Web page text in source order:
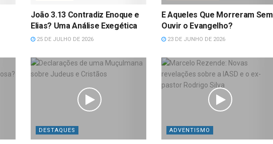
João 3.13 Contradiz Enoque e
Elias? Uma Análise Exegética
25 DE JULHO DE 2026
E Aqueles Que Morreram Sem
Ouvir o Evangelho?
23 DE JUNHO DE 2026
DESTAQUES ADVENTISMO